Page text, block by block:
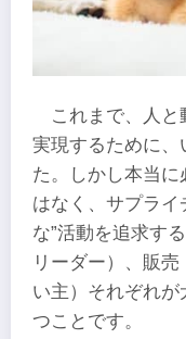
これまで、人
実現するために、
た。しかし本当
はなく、サプライ
な”活動を追求す
リーダー）、販
い主）それぞれ
つことです。